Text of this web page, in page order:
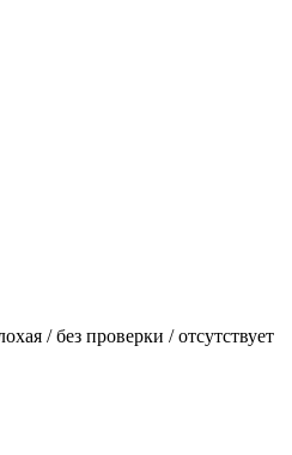
/ без проверки / отсутствует